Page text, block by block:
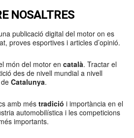
NOSALTRES
publicació digital del motor on es
proves esportives i articles d’opinió.
món del motor en català. Tractar el
des de nivell mundial a nivell
de Catalunya.
amb més tradició i importància en el
automobilística i les competicions
importants.